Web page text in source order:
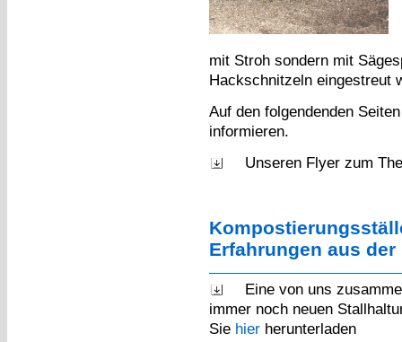
mit Stroh sondern mit
Hackschnitzeln eingestreut
Auf den folgendenden
informieren.
Unseren Flyer zum
Erfahrungen aus
Eine von uns
immer noch neuen
Sie hier herunterladen